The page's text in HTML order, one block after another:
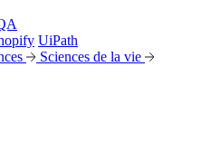
UiPath
Sciences de la vie